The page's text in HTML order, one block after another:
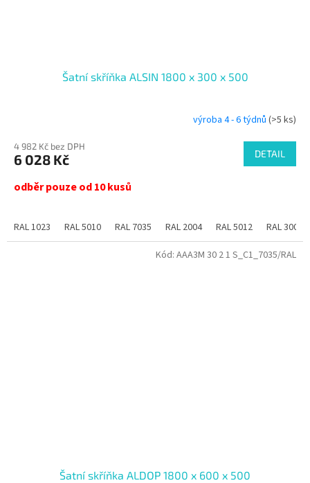
Šatní skříňka ALSIN 1800 x 300 x 500
výroba 4 - 6 týdnů (>5 ks)
4 982 Kč bez DPH
6 028 Kč DETAIL
odběr pouze od 10 kusů
RAL 1023 RAL 5010 RAL 7035 RAL 2004 RAL 5012 RAL 3000
Šatní skříňka ALDOP 1800 x 600 x 500
Kód: AAA3M 30 2 1 S_C1_7035/RAL